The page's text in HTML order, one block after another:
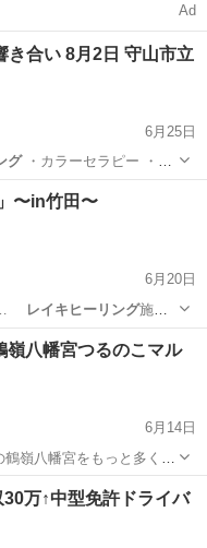
Ad
き合い 8月2日 守山市立
6月25日
グ・カラーセラピー ・ハ
マルシェ
〜in竹田〜
6月20日
… レイキヒーリング施術
マーケット
嶺八幡宮つるのこマル
6月14日
嶺八幡宮をもっと多くの
に貢献したい」そんな思
祭り 会場
30万↑中型免許ドライバ